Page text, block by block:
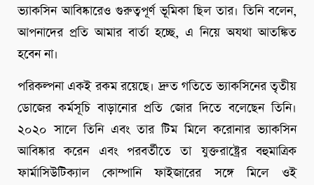
ভ্যাকসিন আবিষ্কারেও গুরুত্বপূর্ণ ভূমিকা ছিল তার। তিনি বলেন,
আপনাদের প্রতি আমার বার্তা হচ্ছে, এ নিয়ে অযথা আতঙ্কিত
হবেন না।
পরিকল্পনা একই রকম রয়েছে। দ্রুত গতিতে ভ্যাকসিনের তৃতীয়
ডোজের কর্মসূচি বাড়ানোর প্রতি জোর দিতে বলেছেন তিনি।
২০২০ সালে তিনি এবং তার টিম মিলে করোনার ভ্যাকসিন
আবিষ্কার করেন এবং পরবর্তীতে তা যুক্তরাষ্ট্রের বহুমাত্রিক
ফার্মাসিউটিক্যাল কোম্পানি ফাইজারের সঙ্গে মিলে ওই